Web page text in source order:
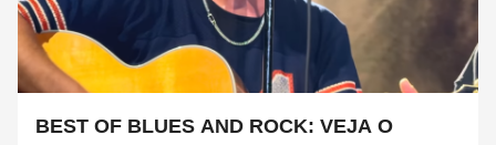
BEST OF BLUES AND ROCK: VEJA O